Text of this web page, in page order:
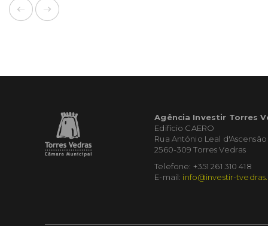
Agência Investir Torres
Edifício CAERO
Rua António Leal d'Ascensão
2560-309 Torres Vedras
Telefone: +351 261 310 418
E-mail: info@investir-